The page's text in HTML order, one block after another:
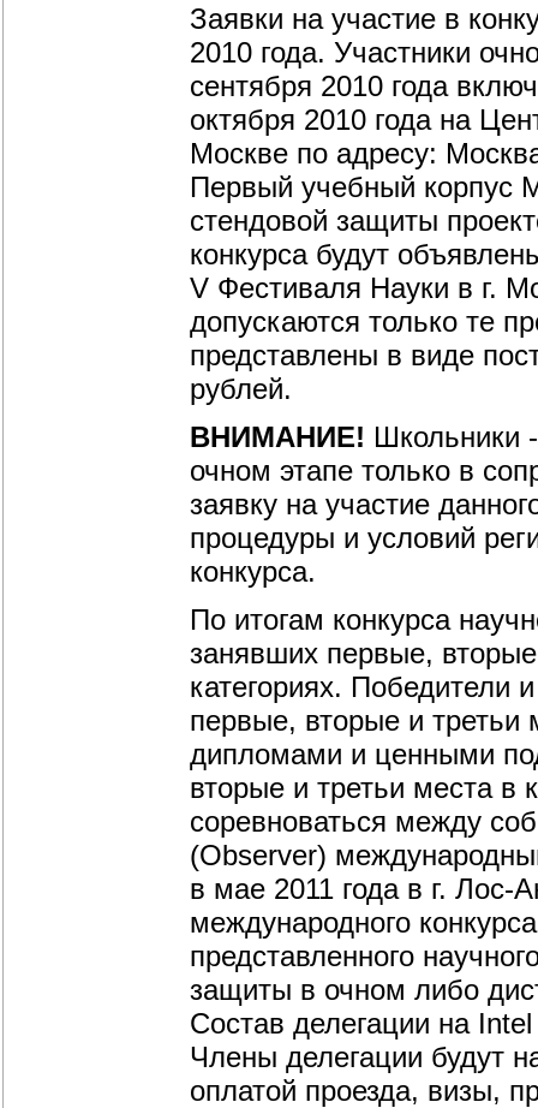
Заявки на участие в
2010 года. Участники
сентября 2010 года
октября 2010 года на
Москве по адресу:
Первый учебный корпус
стендовой защиты
конкурса будут
V Фестиваля Науки в г.
допускаются только те
представлены в виде
рублей.
ВНИМАНИЕ! Школьники
очном этапе только в
заявку на участие
процедуры и условий
конкурса.
По итогам конкурса
занявших первые,
категориях. Победители
первые, вторые и
дипломами и ценными
вторые и третьи места в
соревноваться между
(Observer)
в мае 2011 года в г.
международного
представленного
защиты в очном либо
Состав делегации на
Члены делегации будут
оплатой проезда, визы,